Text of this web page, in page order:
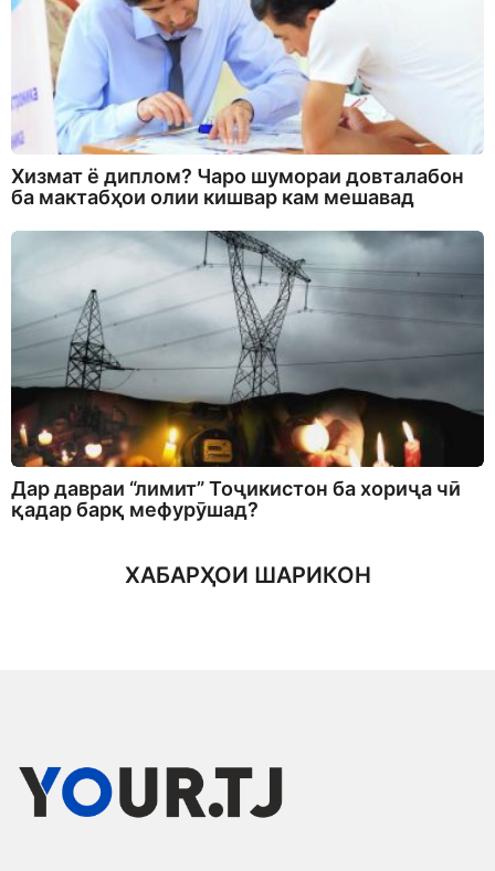
Хизмат ё диплом? Чаро шумораи довталабон
ба мактабҳои олии кишвар кам мешавад
Дар давраи “лимит” Тоҷикистон ба хориҷа чӣ
қадар барқ мефурӯшад?
ХАБАРҲОИ ШАРИКОН